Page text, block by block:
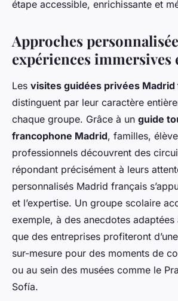
étape accessible, enrichissante et
Approches
expériences immersives
Les visites guidées privées Madrid
distinguent par leur caractère
chaque groupe. Grâce à un guide
francophone Madrid, familles,
professionnels découvrent des
répondant précisément à leurs
personnalisés Madrid français
et l’expertise. Un groupe scolaire
exemple, à des anecdotes adaptées
que des entreprises profiteront
sur-mesure pour des moments de
ou au sein des musées comme le
Sofía.